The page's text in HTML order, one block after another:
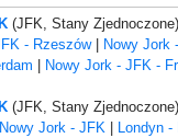
(JFK, Stany Zjednoczone)
- Rzeszów| Nowy Jork
| Nowy Jork - JFK -
(JFK, Stany Zjednoczone)
Jork - JFK | Londyn -